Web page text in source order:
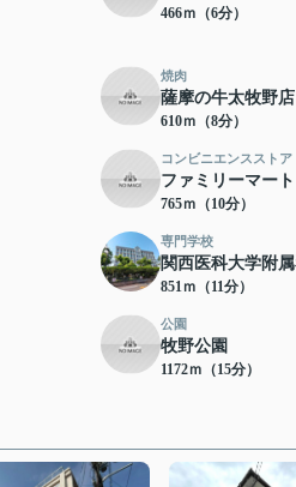
466ｍ（6分）
焼肉
薩摩の牛太牧野店
610ｍ（8分）
コンビニエンスストア
ファミリーマー
765ｍ（10分）
専門学校
関西医科大学附
851ｍ（11分）
公園
牧野公園
1172ｍ（15分）